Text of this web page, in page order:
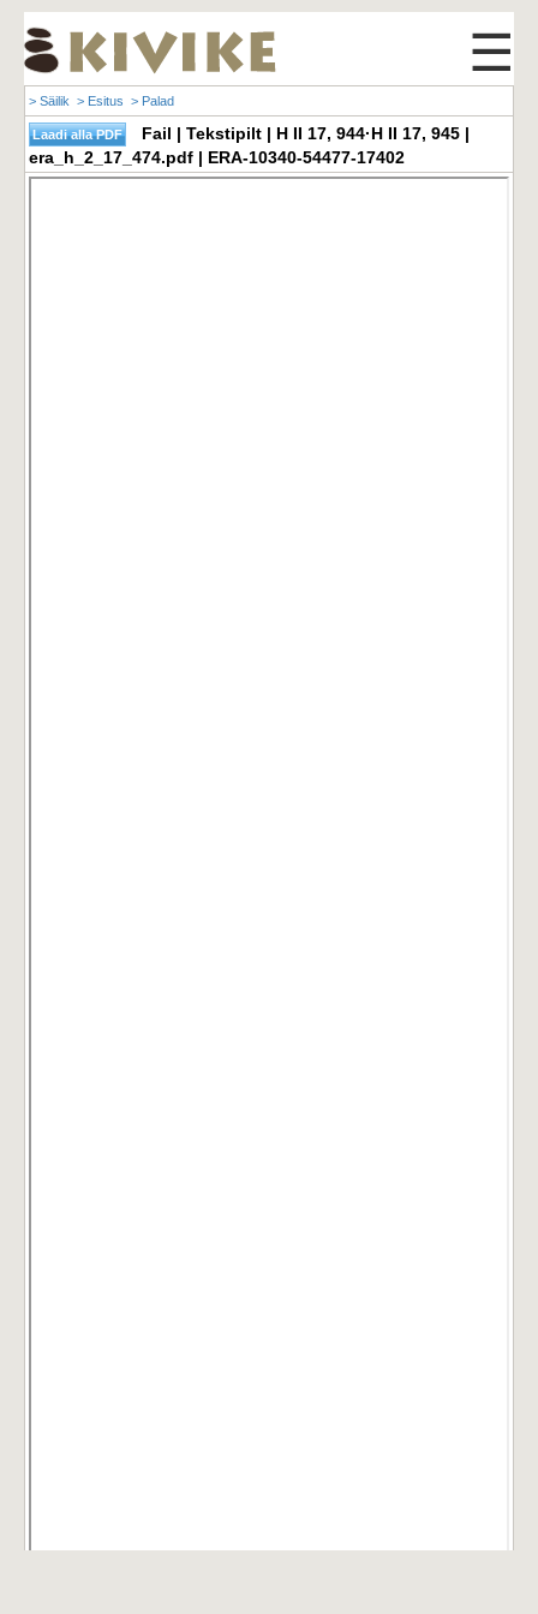
☰
> Säilik > Esitus > Palad
Fail | Tekstipilt | H II 17, 944·H II 17, 945 |
era_h_2_17_474.pdf | ERA-10340-54477-17402